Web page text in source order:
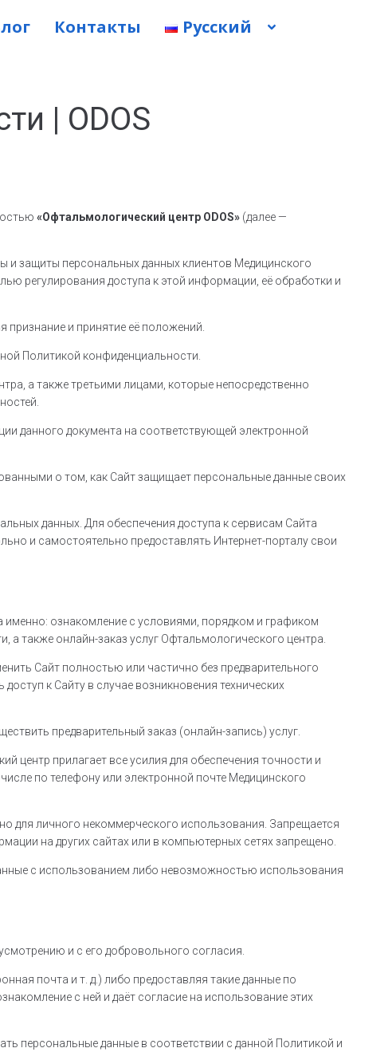
Контакты Русский
| ODOS
«Офтальмологический центр ODOS» (далее —
защиты персональных данных клиентов Медицинского
регулирования доступа к этой информации, её обработки и
признание и принятие её положений.
Политикой конфиденциальности.
а также третьими лицами, которые непосредственно
данного документа на соответствующей электронной
о том, как Сайт защищает персональные данные своих
данных. Для обеспечения доступа к сервисам Сайта
и самостоятельно предоставлять Интернет-порталу свои
ознакомление с условиями, порядком и графиком
также онлайн-заказ услуг Офтальмологического центра.
Сайт полностью или частично без предварительного
к Сайту в случае возникновения технических
предварительный заказ (онлайн-запись) услуг.
центр прилагает все усилия для обеспечения точности и
по телефону или электронной почте Медицинского
для личного некоммерческого использования. Запрещается
на других сайтах или в компьютерных сетях запрещено.
с использованием либо невозможностью использования
и с его добровольного согласия.
почта и т. д.) либо предоставляя такие данные по
с ней и даёт согласие на использование этих
персональные данные в соответствии с данной Политикой и